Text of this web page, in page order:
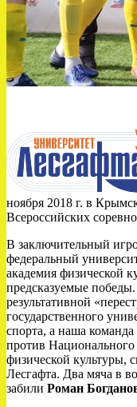
ноября 2018 г. в
Всероссийских
В заключительный
федеральный
академия физической
предсказуемые
результативной
государственного
спорта, а наша
против Национального
физической культуры,
Лесгафта. Два мяча в
забили Роман